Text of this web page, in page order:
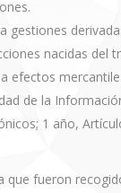
gestiones
nacidas
efectos
de la
1 año,
que fueron